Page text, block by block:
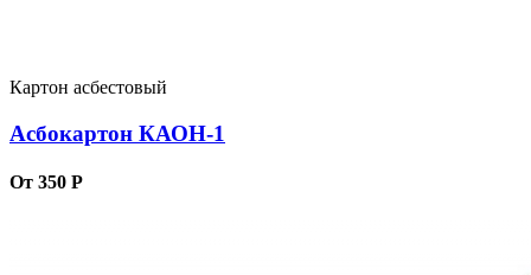
Картон асбестовый
Асбокартон КАОН-1
От 350 Р